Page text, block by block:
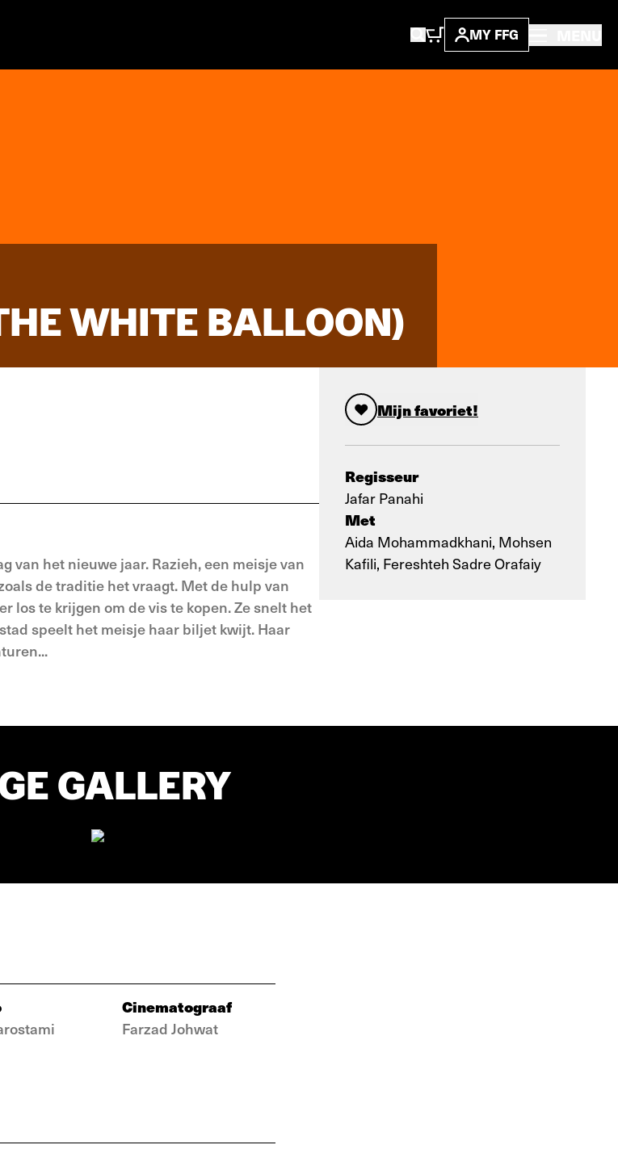
MY FFG
WHITE BALLOON)
Mijn favoriet!
Regisseur
Jafar Panahi
Met
Aida Mohammadkhani, Mohsen
Kafili, Fereshteh Sadre Orafaiy
van het nieuwe jaar. Razieh, een meisje van
de traditie het vraagt. Met de hulp van
los te krijgen om de vis te kopen. Ze snelt het
speelt het meisje haar biljet kwijt. Haar
GALLERY
Cinematograaf
Farzad Johwat